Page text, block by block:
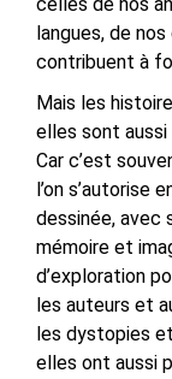
langues, de
contribuent à
Mais les
elles sont aussi
Car c’est
l’on s’autorise
dessinée, avec
mémoire et
d’exploration
les auteurs et
les dystopies
elles ont aussi